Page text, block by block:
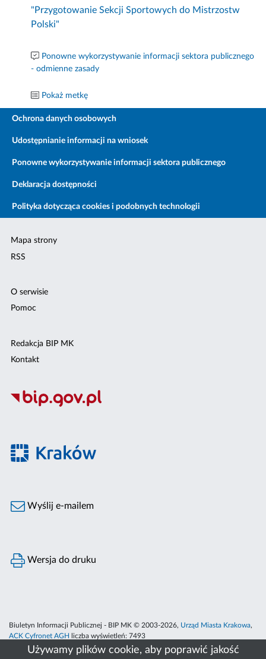
Używamy plików cookie, aby poprawić jakość
"Przygotowanie Sekcji Sportowych do Mistrzostw
Polski"
Ponowne wykorzystywanie informacji sektora publicznego
- odmienne zasady
Pokaż metkę
Ochrona danych osobowych
Udostępnianie informacji na wniosek
Ponowne wykorzystywanie informacji sektora publicznego
Deklaracja dostępności
Polityka dotycząca cookies i podobnych technologii
Mapa strony
RSS
O serwisie
Pomoc
Redakcja BIP MK
Kontakt
Wyślij e-mailem
Wersja do druku
Biuletyn Informacji Publicznej - BIP MK © 2003-2026, Urząd Miasta Krakowa,
ACK Cyfronet AGH
liczba wyświetleń: 7493